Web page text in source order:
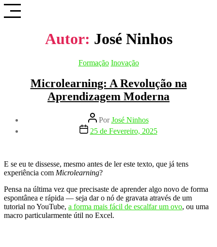
Saltar
para
Autor: José Ninhos
Categorias
Formação Inovação
Microlearning: A Revolução na
Aprendizagem Moderna
Autor
do
artigo
PorJosé Ninhos
Data25 de Fevereiro, 2025
E se eu te dissesse, mesmo antes de ler este texto, que já tens
experiência com Microlearning?
Pensa na última vez que precisaste de aprender algo novo de forma
espontânea e rápida — seja dar o nó de gravata através de um
tutorial no YouTube, a forma mais fácil de escalfar um ovo, ou uma
macro particularmente útil no Excel.